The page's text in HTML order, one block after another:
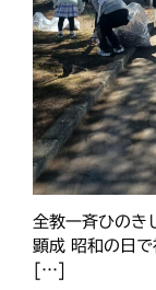
全教一斉ひのき
顕成 昭和の日
[…]